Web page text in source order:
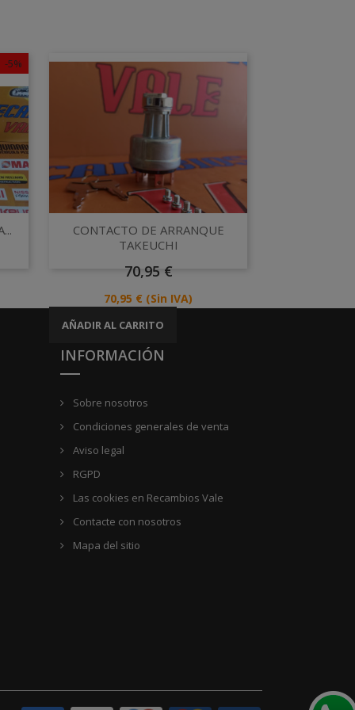
-5%
Vista rápida
CONTACTO DE ARRANQUE
TAKEUCHI
Precio
70,95 €
Precio
70,95 € (Sin IVA)
AÑADIR AL CARRITO
INFORMACIÓN
Sobre nosotros
Condiciones generales de venta
Aviso legal
RGPD
Las cookies en Recambios Vale
Contacte con nosotros
Mapa del sitio